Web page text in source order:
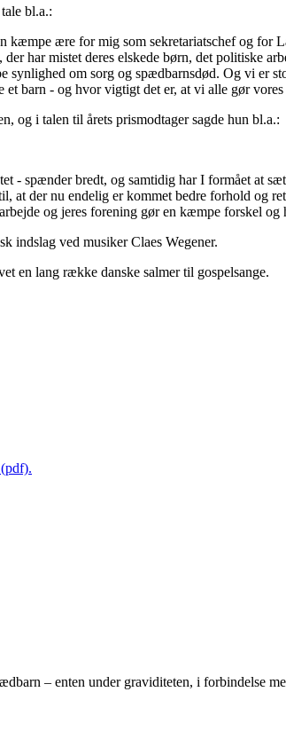
bl.a.:
ære for mig som sekretariatschef og for
har mistet deres elskede børn, det politiske
om sorg og spædbarnsdød. Og vi er
barn - og hvor vigtigt det er, at vi alle gør
og i talen til årets prismodtager sagde hun bl.a.:
- spænder bredt, og samtidig har I formået at
at der nu endelig er kommet bedre forhold og
og jeres forening gør en kæmpe forskel
indslag ved musiker Claes Wegener.
en lang række danske salmer til gospelsange.
– enten under graviditeten, i forbindelse